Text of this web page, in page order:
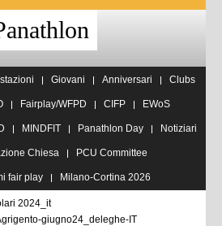
Giovani Anniversari Clubs
Fairplay/WFPD CIFP EWoS
MINDFIT Panathlon Day Notiziari
Chiesa PCU Committee
fair play Milano-Cortina 2026
2024_it
giugno24_deleghe-IT